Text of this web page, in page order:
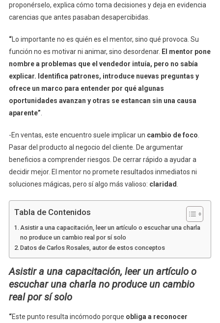
proponérselo, explica cómo toma decisiones y deja en evidencia
carencias que antes pasaban desapercibidas.
“Lo importante no es quién es el mentor, sino qué provoca. Su
función no es motivar ni animar, sino desordenar. El mentor pone
nombre a problemas que el vendedor intuía, pero no sabía
explicar. Identifica patrones, introduce nuevas preguntas y
ofrece un marco para entender por qué algunas
oportunidades avanzan y otras se estancan sin una causa
aparente”
-En ventas, este encuentro suele implicar un cambio de foco
Pasar del producto al negocio del cliente. De argumentar
beneficios a comprender riesgos. De cerrar rápido a ayudar a
decidir mejor. El mentor no promete resultados inmediatos ni
soluciones mágicas, pero sí algo más valioso: claridad
Tabla de Contenidos
Asistir a una capacitación, leer un artículo o escuchar una charla
no produce un cambio real por sí solo
Datos de Carlos Rosales, autor de estos conceptos
Asistir a una capacitación, leer un artículo o
escuchar una charla no produce un cambio
real por sí solo
“Este punto resulta incómodo porque obliga a reconocer